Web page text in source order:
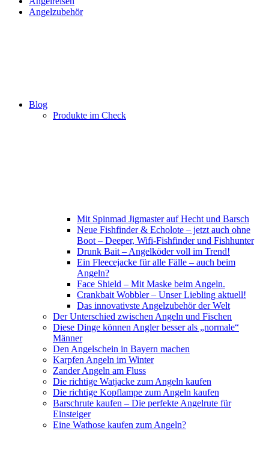
Angelzubehör
Blog
Produkte im Check
Mit Spinmad Jigmaster auf Hecht und Barsch
Neue Fishfinder & Echolote – jetzt auch ohne
Boot – Deeper, Wifi-Fishfinder und Fishhunter
Drunk Bait – Angelköder voll im Trend!
Ein Fleecejacke für alle Fälle – auch beim
Angeln?
Face Shield – Mit Maske beim Angeln.
Crankbait Wobbler – Unser Liebling aktuell!
Das innovativste Angelzubehör der Welt
Der Unterschied zwischen Angeln und Fischen
Diese Dinge können Angler besser als „normale“
Männer
Den Angelschein in Bayern machen
Karpfen Angeln im Winter
Zander Angeln am Fluss
Die richtige Watjacke zum Angeln kaufen
Die richtige Kopflampe zum Angeln kaufen
Barschrute kaufen – Die perfekte Angelrute für
Einsteiger
Eine Wathose kaufen zum Angeln?